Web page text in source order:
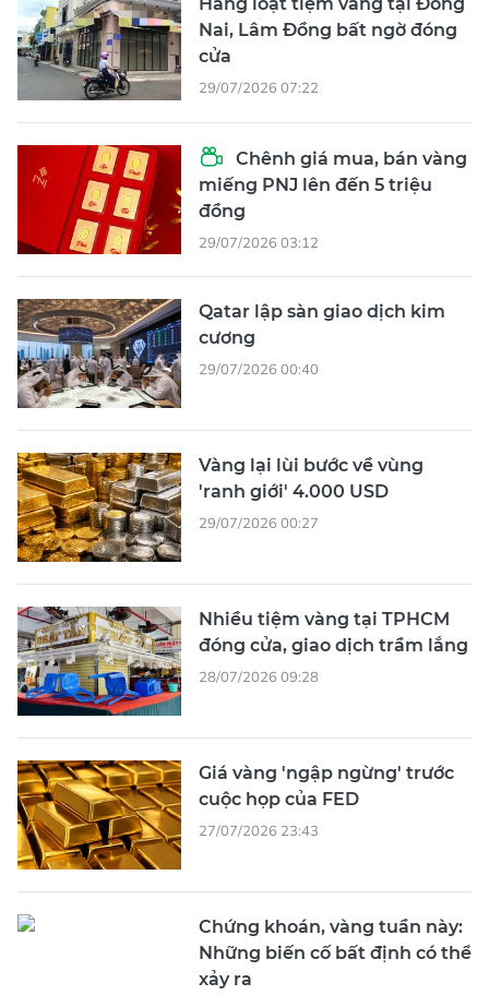
Nai, Lâm Đồng bất ngờ đóng
cửa
29/07/2026 07:22
Chênh giá mua, bán vàng
miếng PNJ lên đến 5 triệu
đồng
29/07/2026 03:12
Qatar lập sàn giao dịch kim
cương
29/07/2026 00:40
Vàng lại lùi bước về vùng
'ranh giới' 4.000 USD
29/07/2026 00:27
Nhiều tiệm vàng tại TPHCM
đóng cửa, giao dịch trầm lắng
28/07/2026 09:28
Giá vàng 'ngập ngừng' trước
cuộc họp của FED
27/07/2026 23:43
Chứng khoán, vàng tuần này:
Những biến cố bất định có thể
xảy ra